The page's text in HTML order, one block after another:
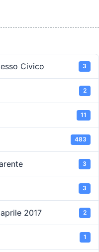
Civico 3
2
11
483
3
3
2017 2
1